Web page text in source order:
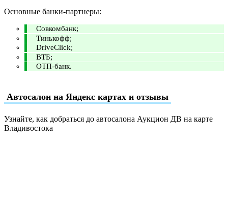
Основные банки-партнеры:
Совкомбанк;
Тинькофф;
DriveClick;
ВТБ;
ОТП-банк.
Автосалон на Яндекс картах и отзывы
Узнайте, как добраться до автосалона Аукцион ДВ на карте
Владивостока